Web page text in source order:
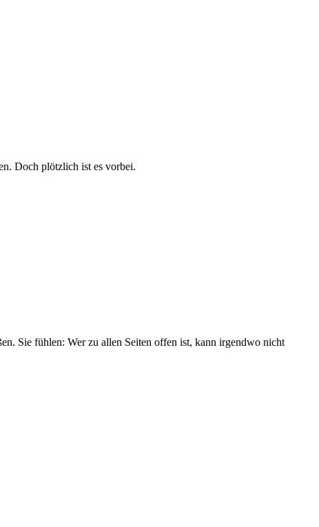
Doch plötzlich ist es vorbei.
Sie fühlen: Wer zu allen Seiten offen ist, kann irgendwo nicht